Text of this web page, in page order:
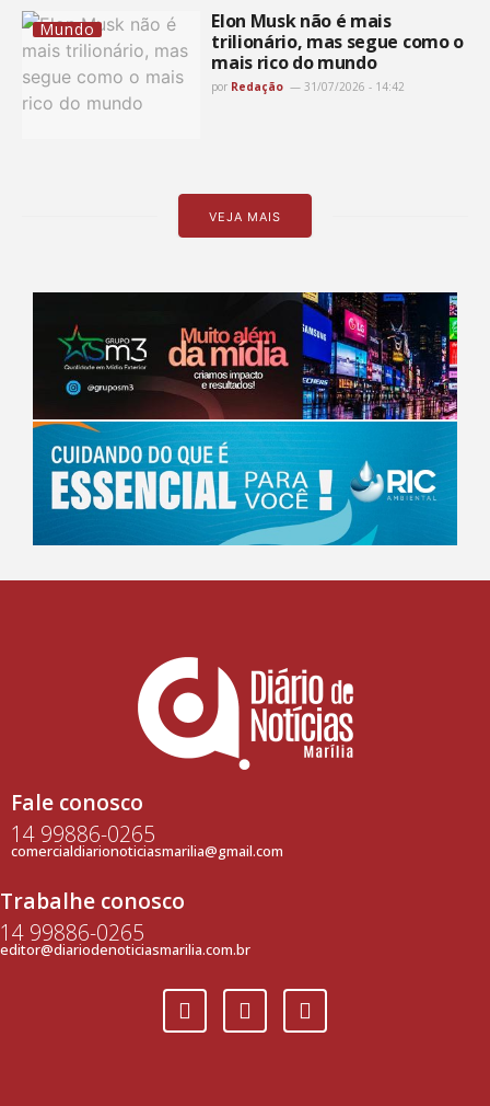
Mundo
Elon Musk não é mais
trilionário, mas segue como o
mais rico do mundo
por Redação 31/07/2026 - 14:42
VEJA MAIS
Fale conosco
14 99886-0265
comercialdiarionoticiasmarilia@gmail.com
Trabalhe conosco
14 99886-0265
editor@diariodenoticiasmarilia.com.br